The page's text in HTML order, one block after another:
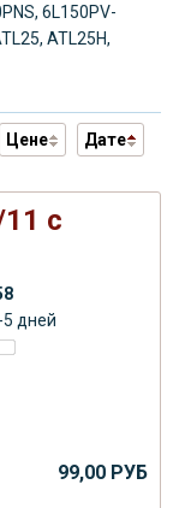
6L150PV-
ATL25H,
Цене
Дате
с
5 дней
99,00 РУБ